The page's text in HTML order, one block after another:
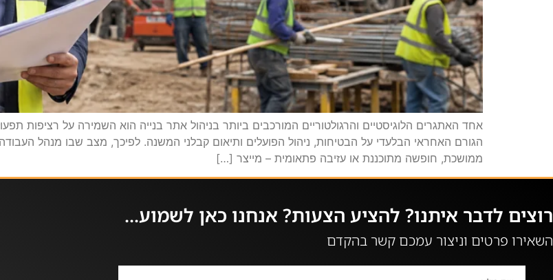
אחד האתגרים הלוגיסטיים והרגולטוריים המורכבים ביותר בניהול אתר בנייה הוא השמירה על
הגורם האחראי הבלעדי על הבטיחות, ניהול הפועלים ותיאום קבלני המשנה. לפיכך, מצב שבו מנהל
ממושכת, חופשה מתוכננת או עזיבה פתאומית – מייצר […]
רוצים לדבר איתנו? להציע הצעות? אנחנו כאן לשמוע...
השאירו פרטים וניצור עמכם קשר בהקדם